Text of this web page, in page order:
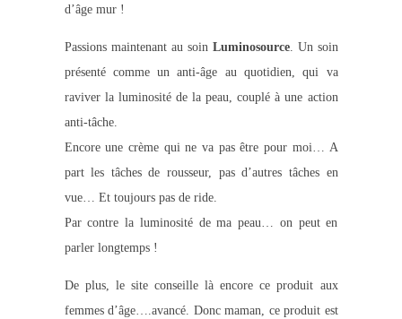
d’âge mur !
Passions maintenant au soin Luminosource. Un soin
présenté comme un anti-âge au quotidien, qui va
raviver la luminosité de la peau, couplé à une action
anti-tâche.
Encore une crème qui ne va pas être pour moi… A
part les tâches de rousseur, pas d’autres tâches en
vue… Et toujours pas de ride.
Par contre la luminosité de ma peau… on peut en
parler longtemps !
De plus, le site conseille là encore ce produit aux
femmes d’âge….avancé. Donc maman, ce produit est